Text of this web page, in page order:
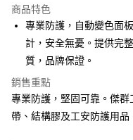
街口支付
悠遊付
全盈+PAY
商品特色
專業防護，自動變色面
計，安全無憂。提供完
質，品牌保證。
銷售重點
專業防護，堅固可靠。傑
帶、結構膠及工安防護用品